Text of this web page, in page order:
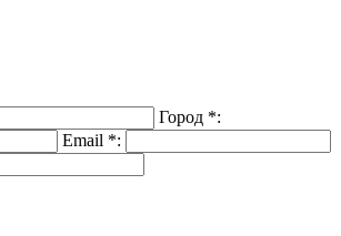
Город *:
Email *: